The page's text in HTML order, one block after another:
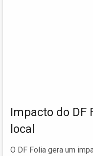
Impacto do DF
local
O DF Folia gera um